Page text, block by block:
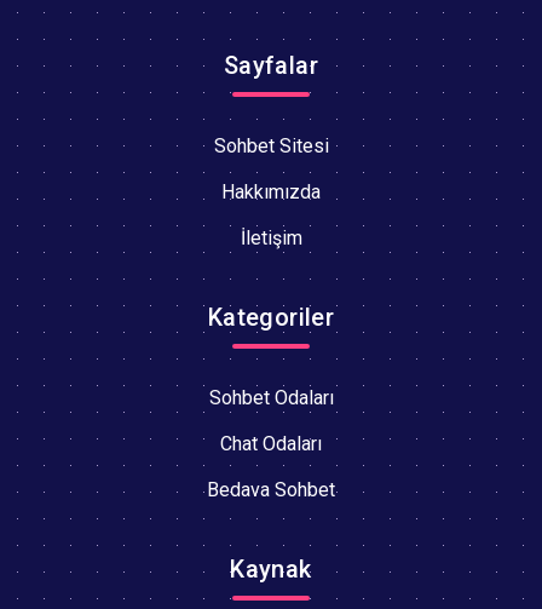
Sayfalar
Sohbet Sitesi
Hakkımızda
İletişim
Kategoriler
Sohbet Odaları
Chat Odaları
Bedava Sohbet
Kaynak